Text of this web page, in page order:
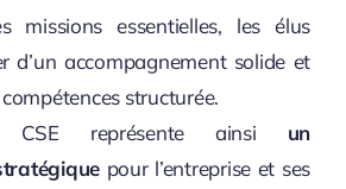
missions essentielles, les élus
d’un accompagnement solide et
structurée.
CSE représente ainsi un
pour l’entreprise et ses